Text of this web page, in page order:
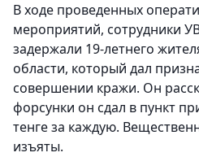
В ходе проведенных
мероприятий, сотрудники
задержали 19-летнего
области, который дал
совершении кражи. Он
форсунки он сдал в пункт
тенге за каждую.
изъяты.